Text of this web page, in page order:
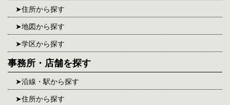
住所から探す
地図から探す
学区から探す
事務所・店舗を探す
沿線・駅から探す
住所から探す